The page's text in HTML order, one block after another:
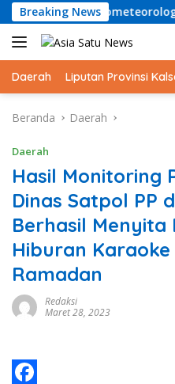
Langsung
ke
konten
Breaking News
Bencana Hidrometeorologi
Daerah Liputan Provinsi
Beranda Daerah
Daerah
Hasil Monitoring
Dinas Satpol PP
Berhasil Menyita
Hiburan
Ramadan
Redaksi
Maret 28, 2023